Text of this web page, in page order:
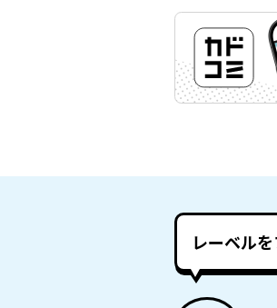
レーベル